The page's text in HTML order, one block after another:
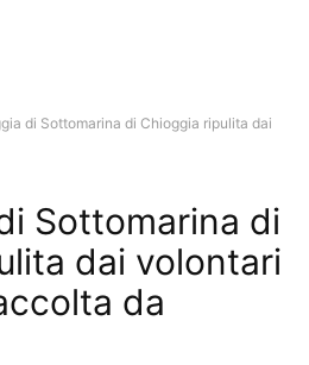
di Sottomarina di Chioggia ripulita dai
Sottomarina di
dai volontari
da